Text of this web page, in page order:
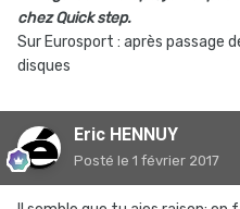
chez Quick step.
Sur Eurosport : après passage
disques
Eric HENNUY
Posté le 1 février 2017